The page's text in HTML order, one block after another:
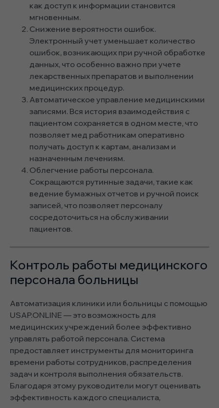
как доступ к информации становится
мгновенным.
Снижение вероятности ошибок.
Электронный учет уменьшает количество
ошибок, возникающих при ручной обработке
данных, что особенно важно при учете
лекарственных препаратов и выполнении
медицинских процедур.
Автоматическое управление медицинскими
записями. Вся история взаимодействия с
пациентом сохраняется в одном месте, что
позволяет мед работникам оперативно
получать доступ к картам, анализам и
назначенным лечениям.
Облегчение работы персонала.
Сокращаются рутинные задачи, такие как
ведение бумажных отчетов и ручной поиск
записей, что позволяет персоналу
сосредоточиться на обслуживании
пациентов.
Контроль работы медицинского
персонала больницы
Автоматизация клиники или больницы с помощью
USAP.ONLINE — это возможность для
медицинских учреждений более эффективно
управлять работой персонала. Система
предоставляет инструменты для мониторинга
времени работы сотрудников, распределения
задач и контроля выполнения обязательств.
Благодаря этому руководители могут оценивать
эффективность каждого специалиста,